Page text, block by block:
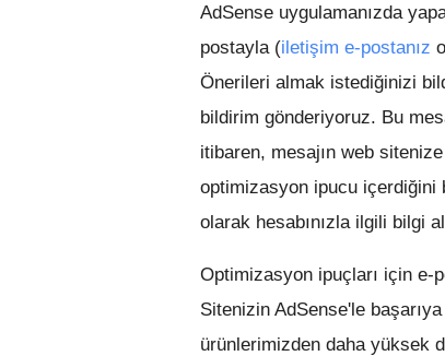
AdSense uygulamanızda
postayla (iletişim e-postanız
Önerileri almak istediğinizi
bildirim gönderiyoruz. Bu
itibaren, mesajın web
optimizasyon ipucu içerdiğini
olarak hesabınızla ilgili bilgi
Optimizasyon ipuçları için e-
Sitenizin AdSense'le
ürünlerimizden daha yüksek